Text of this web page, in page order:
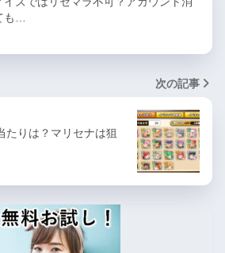
も…
次の記事
たりは？マリセナは狙